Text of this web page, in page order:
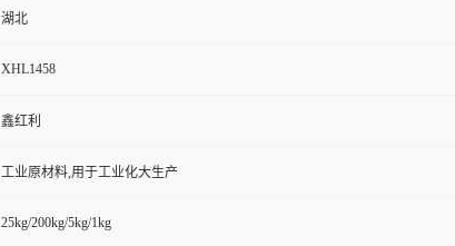
湖北
XHL1458
鑫红利
工业原材料,用于工业化大生产
25kg/200kg/5kg/1kg